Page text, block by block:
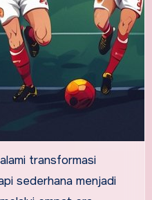
transformasi
sederhana menjadi